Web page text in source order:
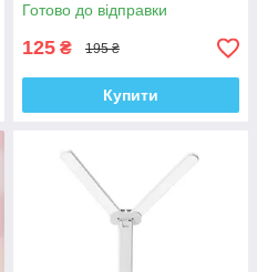
Готово до відправки
125 ₴ 195 ₴
Купити